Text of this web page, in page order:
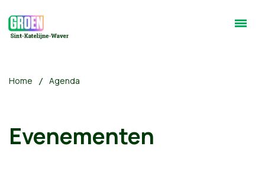
Home Agenda
Evenementen